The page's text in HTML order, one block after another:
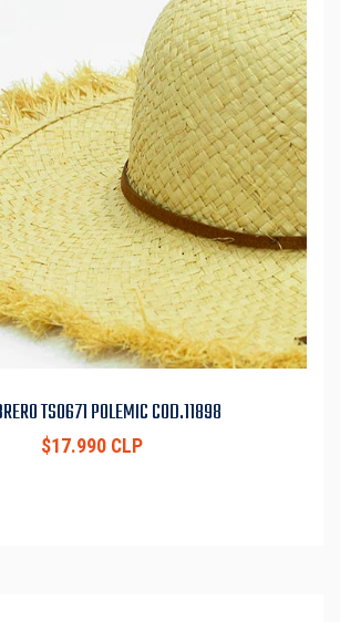
TS0671 POLEMIC COD.11898
$17.990 CLP